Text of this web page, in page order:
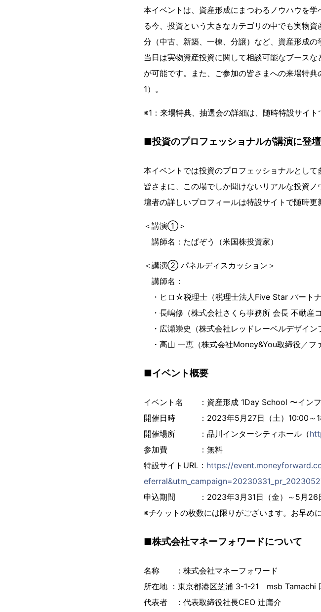
本イベントは、資産形成にまつわるノウハウを
る今、投資という大きなカテゴリの中でも実物
分（中古、新築、一棟、分譲）など、資産形成の
当日は実物資産投資に関して相談可能なブース
が可能です。また、ご参加の皆さまへの来場特
1）。
※1：来場特典、抽選会の詳細は、随時特設サイト
■投資のプロフェッショナルが講演に登壇
本イベントでは投資のプロフェッショナルとし
皆さまに、この場でしか聞けないリアルな投資
壇者の詳しいプロフィールは特設サイトで随時更
＜講演①＞
講師名：たぱぞう（米国株投資家）
＜講演② パネルディスカッション＞
講師名：
・ヒロ☆税理士（税理士法人Five Star パート
・長嶋修（株式会社さくら事務所 会長 不動産コ
・広瀬崇史（株式会社レッドレーベルデザイン
・高山 一恵（株式会社Money&You取締役／フ
■イベント概要
イベント名 ：資産形成 1Day School 〜インフ
開催日時 ：2023年5月27日（土）10:00～
開催場所 ：品川インターシティホール（
参加費 ：無料
特設サイトURL： https://
申込期間 ：2023年3月31日（金）～5月26日
※チケットの枚数には限りがございます。お早め
■株式会社マネーフォワードについて
名称 ：株式会社マネーフォワード
所在地 ：東京都港区芝浦 3-1-21 msb Tamachi
代表者 ：代表取締役社長CEO 辻庸介